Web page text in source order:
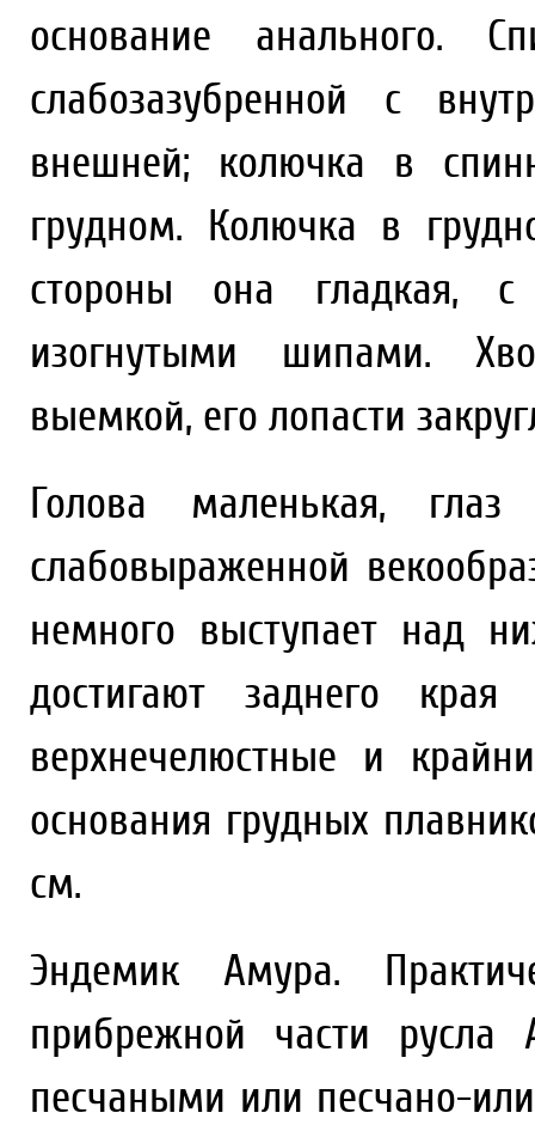
основание анального.
слабозазубренной с
внешней; колючка в
грудном. Колючка в
стороны она гладкая,
изогнутыми шипами.
выемкой, его лопасти
Голова маленькая,
слабовыраженной
немного выступает над
достигают заднего
верхнечелюстные и
основания грудных
см.
Эндемик Амура.
прибрежной части
песчаными или песчано-